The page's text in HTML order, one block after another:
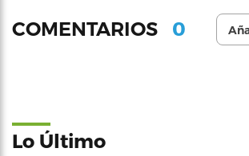
COMENTARIOS 0
Lo Último